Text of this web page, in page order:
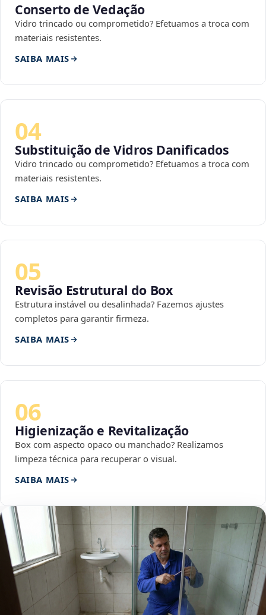
Conserto de Vedação
Vidro trincado ou comprometido? Efetuamos a troca com
materiais resistentes.
SAIBA MAIS
04
Substituição de Vidros Danificados
Vidro trincado ou comprometido? Efetuamos a troca com
materiais resistentes.
SAIBA MAIS
05
Revisão Estrutural do Box
Estrutura instável ou desalinhada? Fazemos ajustes
completos para garantir firmeza.
SAIBA MAIS
06
Higienização e Revitalização
Box com aspecto opaco ou manchado? Realizamos
limpeza técnica para recuperar o visual.
SAIBA MAIS